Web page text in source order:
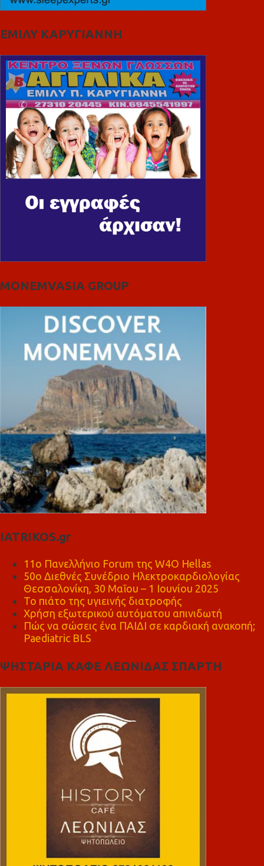
ΕΜΙΛΥ ΚΑΡΥΓΙΑΝΝΗ
MONEMVASIA GROUP
IATRIKOS.gr
11ο Πανελλήνιο Forum της W4O Hellas
50ο Διεθνές Συνέδριο Ηλεκτροκαρδιολογίας
Θεσσαλονίκη, 30 Μαΐου – 1 Ιουνίου 2025
Το πιάτο της υγιεινής διατροφής
Χρήση εξωτερικού αυτόματου απινιδωτή
Πώς να σώσεις ένα ΠΑΙΔΙ σε καρδιακή ανακοπή;
Paediatric BLS
ΨΗΣΤΑΡΙΑ ΚΑΦΕ ΛΕΩΝΙΔΑΣ ΣΠΑΡΤΗ